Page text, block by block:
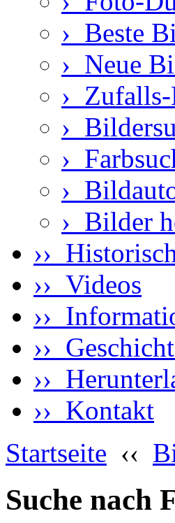
› Beste
› Neue
›
›
›
›
› Bilder
››
›› Videos
››
››
››
›› Kontakt
Startseite ‹‹
Suche nach